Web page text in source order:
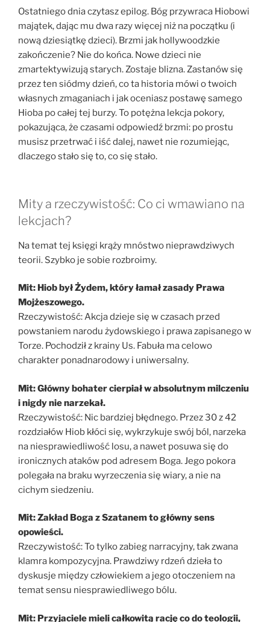
Ostatniego dnia czytasz epilog. Bóg przywraca Hiobowi
majątek, dając mu dwa razy więcej niż na początku (i
nową dziesiątkę dzieci). Brzmi jak hollywoodzkie
zakończenie? Nie do końca. Nowe dzieci nie
zmartektywizują starych. Zostaje blizna. Zastanów się
przez ten siódmy dzień, co ta historia mówi o twoich
własnych zmaganiach i jak oceniasz postawę samego
Hioba po całej tej burzy. To potężna lekcja pokory,
pokazująca, że czasami odpowiedź brzmi: po prostu
musisz przetrwać i iść dalej, nawet nie rozumiejąc,
dlaczego stało się to, co się stało.
Mity a rzeczywistość: Co ci wmawiano na
lekcjach?
Na temat tej księgi krąży mnóstwo nieprawdziwych
teorii. Szybko je sobie rozbroimy.
Mit: Hiob był Żydem, który łamał zasady Prawa
Mojżeszowego.
Rzeczywistość: Akcja dzieje się w czasach przed
powstaniem narodu żydowskiego i prawa zapisanego w
Torze. Pochodził z krainy Us. Fabuła ma celowo
charakter ponadnarodowy i uniwersalny.
Mit: Główny bohater cierpiał w absolutnym milczeniu
i nigdy nie narzekał.
Rzeczywistość: Nic bardziej błędnego. Przez 30 z 42
rozdziałów Hiob kłóci się, wykrzykuje swój ból, narzeka
na niesprawiedliwość losu, a nawet posuwa się do
ironicznych ataków pod adresem Boga. Jego pokora
polegała na braku wyrzeczenia się wiary, a nie na
cichym siedzeniu.
Mit: Zakład Boga z Szatanem to główny sens
opowieści.
Rzeczywistość: To tylko zabieg narracyjny, tak zwana
klamra kompozycyjna. Prawdziwy rdzeń dzieła to
dyskusje między człowiekiem a jego otoczeniem na
temat sensu niesprawiedliwego bólu.
Mit: Przyjaciele mieli całkowitą rację co do teologii,